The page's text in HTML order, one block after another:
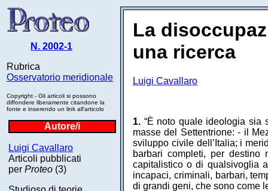
N. 2002-1
Rubrica
Osservatorio meridionale
Copyright - Gli articoli si possono
diffondere liberamente citandone la
fonte e inserendo un link all'articolo
Autore/i
Luigi Cavallaro
Articoli pubblicati
per Proteo (3)
La
una ricerca
Luigi Cavallaro
1. “È noto quale ideologia sia
masse del Settentrione: - il
sviluppo civile dell’Italia; i
barbari completi, per
capitalistico o di qualsivoglia
incapaci, criminali, barbari,
di grandi geni, che sono come